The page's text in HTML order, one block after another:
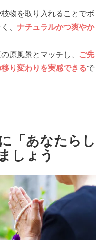
物を取り入れることでボ
く、ナチュラルかつ爽やか
原風景とマッチし、 ご先
り変わりを実感できるで
「あなたらし
しょう